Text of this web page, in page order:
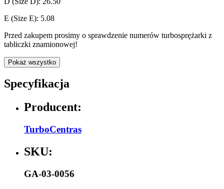
E (Size E): 5.08
Przed zakupem prosimy o sprawdzenie numerów turbosprężarki z
tabliczki znamionowej!
Pokaż wszystko
Specyfikacja
Producent:
TurboCentras
SKU:
GA-03-0056